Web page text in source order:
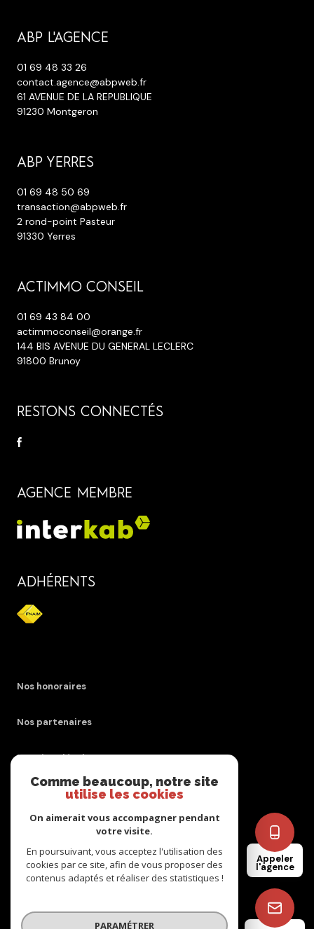
Appeler
l'agence
ABP L'AGENCE
01 69 48 33 26
contact.agence@abpweb.fr
61 AVENUE DE LA REPUBLIQUE
91230 Montgeron
ABP YERRES
01 69 48 50 69
transaction@abpweb.fr
2 rond-point Pasteur
91330 Yerres
ACTIMMO CONSEIL
01 69 43 84 00
actimmoconseil@orange.fr
144 BIS AVENUE DU GENERAL LECLERC
91800 Brunoy
RESTONS CONNECTÉS
AGENCE MEMBRE
ADHÉRENTS
Nos honoraires
Nos partenaires
Mentions légales
Cookies
© 2026 | Tous droits réservés
Comme beaucoup, notre site
utilise les cookies
On aimerait vous accompagner pendant
votre visite.
En poursuivant, vous acceptez l'utilisation des
cookies par ce site, afin de vous proposer des
contenus adaptés et réaliser des statistiques !
PARAMÉTRER